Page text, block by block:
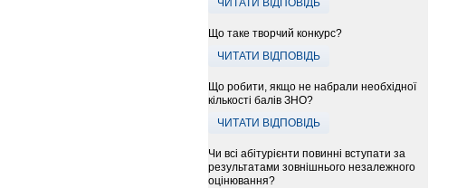
ЧИТАТИ ВІДПОВІДЬ
Що таке творчий конкурс?
ЧИТАТИ ВІДПОВІДЬ
Що робити, якщо не набрали необхідної
кількості балів ЗНО?
ЧИТАТИ ВІДПОВІДЬ
Чи всі абітурієнти повинні вступати за
результатами зовнішнього незалежного
оцінювання?